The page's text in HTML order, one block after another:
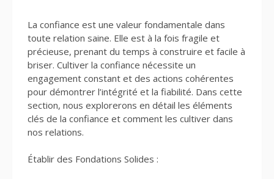
La confiance est une valeur fondamentale dans
toute relation saine. Elle est à la fois fragile et
précieuse, prenant du temps à construire et facile à
briser. Cultiver la confiance nécessite un
engagement constant et des actions cohérentes
pour démontrer l’intégrité et la fiabilité. Dans cette
section, nous explorerons en détail les éléments
clés de la confiance et comment les cultiver dans
nos relations.
Établir des Fondations Solides :